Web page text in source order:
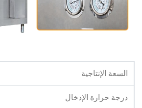
السعة الإنتاجية
درجة حرارة الإدخال